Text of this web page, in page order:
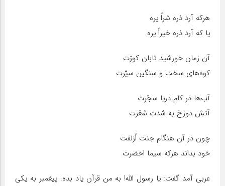
هرکه آرد ذره شراً یره
یا که آرد ذره خیراً یره
آن زمان خورشید تابان کورّت
کوه‌های سخت و سنگین سیّرت
آب‌ها در کام دریا سجّرت
آتش دوزخ به شدت سُعّرت
چون در آن هنگام جنت اُزلفت
خود بداند هرکه سیما احضرت
عربی آمد گفت: یا رسول الله! به من قرآن یاد بده. پیغمبر به یکی